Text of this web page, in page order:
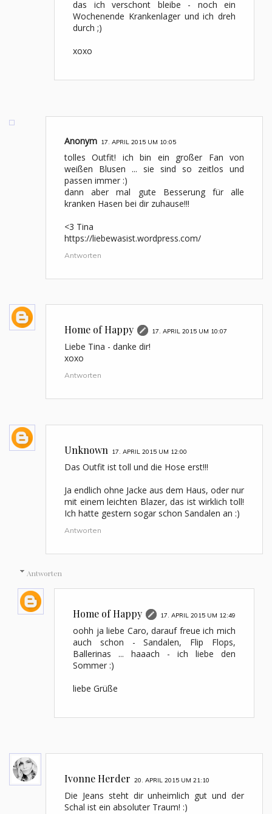
das ich verschont bleibe - noch ein
Wochenende Krankenlager und ich dreh
durch ;)
xoxo
Anonym 17. APRIL 2015 UM 10:05
tolles Outfit! ich bin ein großer Fan von
weißen Blusen ... sie sind so zeitlos und
passen immer :)
dann aber mal gute Besserung für alle
kranken Hasen bei dir zuhause!!!
<3 Tina
https://liebewasist.wordpress.com/
Antworten
Home of Happy 17. APRIL 2015 UM 10:07
Liebe Tina - danke dir!
xoxo
Antworten
Unknown 17. APRIL 2015 UM 12:00
Das Outfit ist toll und die Hose erst!!!
Ja endlich ohne Jacke aus dem Haus, oder nur
mit einem leichten Blazer, das ist wirklich toll!
Ich hatte gestern sogar schon Sandalen an :)
Antworten
Antworten
Home of Happy 17. APRIL 2015 UM 12:49
oohh ja liebe Caro, darauf freue ich mich
auch schon - Sandalen, Flip Flops,
Ballerinas ... haaach - ich liebe den
Sommer :)
liebe Grüße
Ivonne Herder 20. APRIL 2015 UM 21:10
Die Jeans steht dir unheimlich gut und der
Schal ist ein absoluter Traum! :)